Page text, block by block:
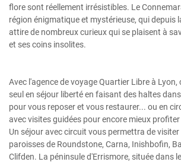
flore sont réellement irrésistibles. Le
région énigmatique et mystérieuse, qui depuis
attire de nombreux curieux qui se plaisent à
et ses coins insolites.
Avec l'agence de voyage Quartier Libre à
seul en séjour liberté en faisant des haltes
pour vous reposer et vous restaurer... ou en
avec visites guidées pour encore mieux
Un séjour avec circuit vous permettra de
paroisses de Roundstone, Carna, Inishbofin,
Clifden. La péninsule d'Errismore, située dans